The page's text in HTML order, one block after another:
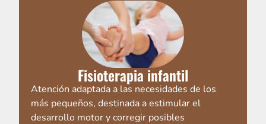
Fisioterapia infantil
Atención adaptada a las necesidades de los
más pequeños, destinada a estimular el
desarrollo motor y corregir posibles